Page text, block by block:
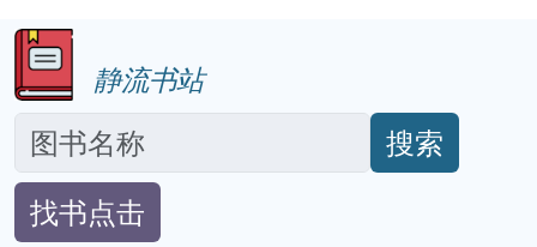
静流书站
搜索
找书点击